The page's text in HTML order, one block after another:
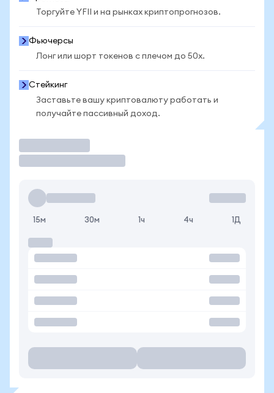
Торгуйте YFII и на рынках криптопрогнозов.
Фьючерсы
Лонг или шорт токенов с плечом до 50x.
Стейкинг
Заставьте вашу криптовалюту работать и
получайте пассивный доход.
15м 30м 1ч 4ч 1Д